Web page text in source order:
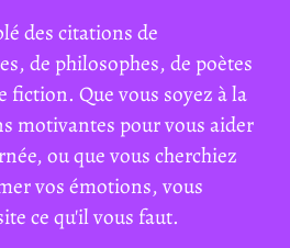
des citations de
de philosophes, de poètes
fiction. Que vous soyez à la
motivantes pour vous aider
ou que vous cherchiez
vos émotions, vous
ce qu'il vous faut.